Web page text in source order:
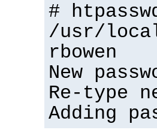
#
/usr/
rbowen
New
Re-type
Adding